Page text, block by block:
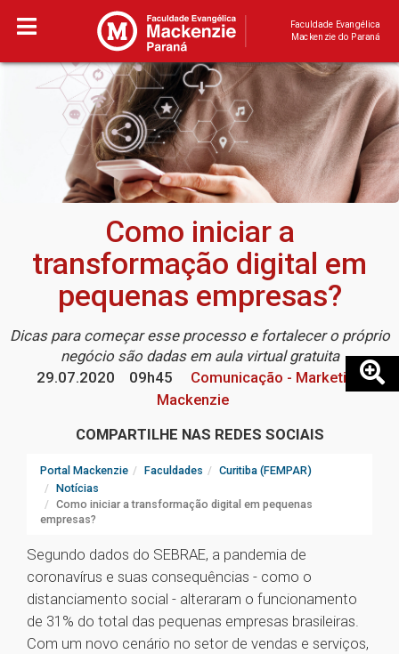
Faculdade Evangélica
Mackenzie do Paraná
Como iniciar a
transformação digital em
pequenas empresas?
Dicas para começar esse processo e fortalecer o próprio
negócio são dadas em aula virtual gratuita
29.07.2020
09h45
Comunicação - Marketing
Mackenzie
COMPARTILHE NAS REDES SOCIAIS
Portal Mackenzie Faculdades
Curitiba (FEMPAR)
Notícias
Como iniciar a transformação digital em pequenas
empresas?
Segundo dados do SEBRAE, a pandemia de
coronavírus e suas consequências - como o
distanciamento social - alteraram o funcionamento
de 31% do total das pequenas empresas brasileiras.
Com um novo cenário no setor de vendas e serviços,